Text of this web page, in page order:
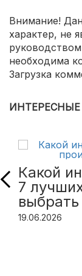
Внимание!
характер, не
необходима
Загрузка
ИНТЕРЕСНЫЕ
Какой
7
выбрать
19.06.2026